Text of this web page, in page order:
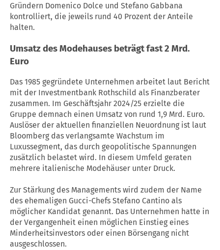
Gründern Domenico Dolce und Stefano Gabbana
kontrolliert, die jeweils rund 40 Prozent der Anteile
halten.
Umsatz des Modehauses beträgt fast 2 Mrd.
Euro
Das 1985 gegründete Unternehmen arbeitet laut Bericht
mit der Investmentbank Rothschild als Finanzberater
zusammen. Im Geschäftsjahr 2024/25 erzielte die
Gruppe demnach einen Umsatz von rund 1,9 Mrd. Euro.
Auslöser der aktuellen finanziellen Neuordnung ist laut
Bloomberg das verlangsamte Wachstum im
Luxussegment, das durch geopolitische Spannungen
zusätzlich belastet wird. In diesem Umfeld geraten
mehrere italienische Modehäuser unter Druck.
Zur Stärkung des Managements wird zudem der Name
des ehemaligen Gucci-Chefs Stefano Cantino als
möglicher Kandidat genannt. Das Unternehmen hatte in
der Vergangenheit einen möglichen Einstieg eines
Minderheitsinvestors oder einen Börsengang nicht
ausgeschlossen.